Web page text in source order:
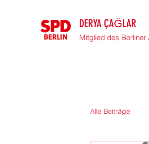
DERYA ÇAĞLAR
Mitglied des
Alle Beiträge